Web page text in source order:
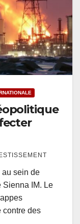
au sein de
Sienna IM. Le
contre des